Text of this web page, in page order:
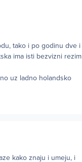
tako i po godinu dve i
ima isti bezvizni rezim
uz ladno holandsko
kako znaju i umeju, i